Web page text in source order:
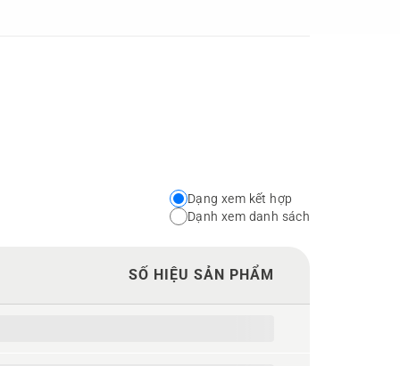
Choose
your
view
type
Dạng xem kết hợp
Dạnh xem danh sách
SỐ HIỆU SẢN PHẨM